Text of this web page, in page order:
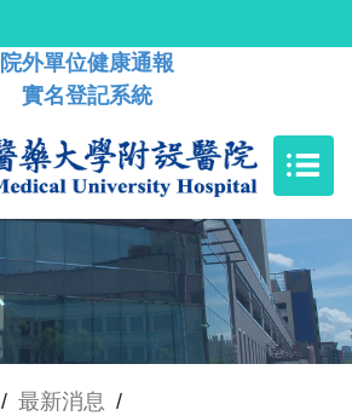
院外單位健康通報
實名登記系統
/ 最新消息 /